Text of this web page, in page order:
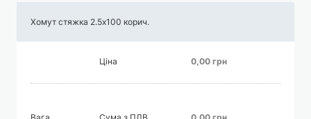
Хомут стяжка 2.5х100 корич.
Ціна 0,00 грн